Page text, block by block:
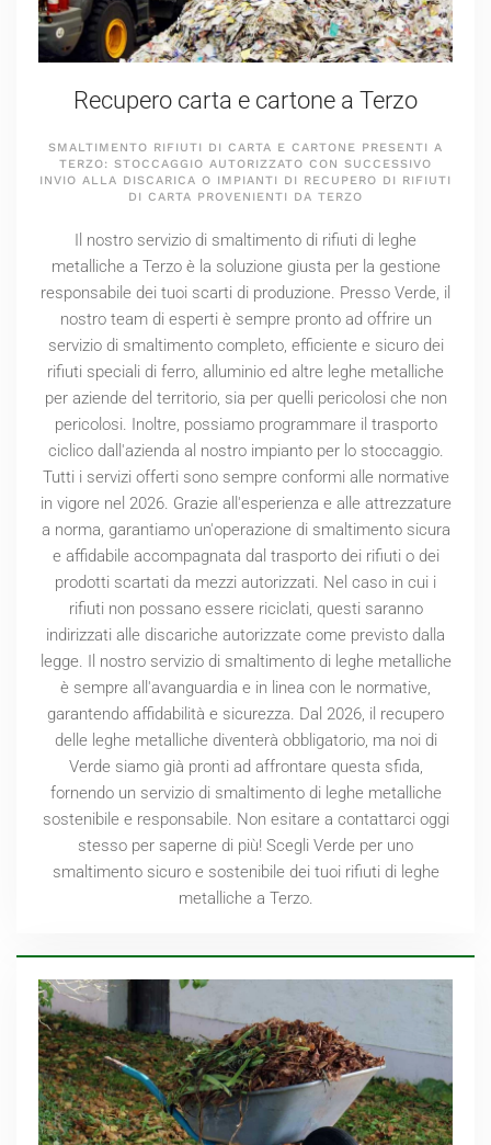
Recupero carta e cartone a Terzo
SMALTIMENTO RIFIUTI DI CARTA E CARTONE PRESENTI A
TERZO: STOCCAGGIO AUTORIZZATO CON SUCCESSIVO
INVIO ALLA DISCARICA O IMPIANTI DI RECUPERO DI RIFIUTI
DI CARTA PROVENIENTI DA TERZO
Il nostro servizio di smaltimento di rifiuti di leghe
metalliche a Terzo è la soluzione giusta per la gestione
responsabile dei tuoi scarti di produzione. Presso Verde, il
nostro team di esperti è sempre pronto ad offrire un
servizio di smaltimento completo, efficiente e sicuro dei
rifiuti speciali di ferro, alluminio ed altre leghe metalliche
per aziende del territorio, sia per quelli pericolosi che non
pericolosi. Inoltre, possiamo programmare il trasporto
ciclico dall'azienda al nostro impianto per lo stoccaggio.
Tutti i servizi offerti sono sempre conformi alle normative
in vigore nel 2026. Grazie all'esperienza e alle attrezzature
a norma, garantiamo un'operazione di smaltimento sicura
e affidabile accompagnata dal trasporto dei rifiuti o dei
prodotti scartati da mezzi autorizzati. Nel caso in cui i
rifiuti non possano essere riciclati, questi saranno
indirizzati alle discariche autorizzate come previsto dalla
legge. Il nostro servizio di smaltimento di leghe metalliche
è sempre all'avanguardia e in linea con le normative,
garantendo affidabilità e sicurezza. Dal 2026, il recupero
delle leghe metalliche diventerà obbligatorio, ma noi di
Verde siamo già pronti ad affrontare questa sfida,
fornendo un servizio di smaltimento di leghe metalliche
sostenibile e responsabile. Non esitare a contattarci oggi
stesso per saperne di più! Scegli Verde per uno
smaltimento sicuro e sostenibile dei tuoi rifiuti di leghe
metalliche a Terzo.